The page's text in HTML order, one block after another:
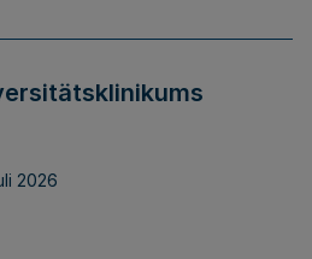
2026